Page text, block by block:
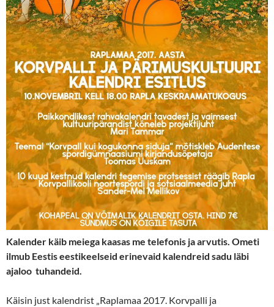
Kalender käib meiega kaasas me telefonis ja arvutis. Ometi
ilmub Eestis eestikeelseid erinevaid kalendreid sadu läbi
ajaloo tuhandeid.
Käisin just kalendrist „Raplamaa 2017. Korvpalli ja